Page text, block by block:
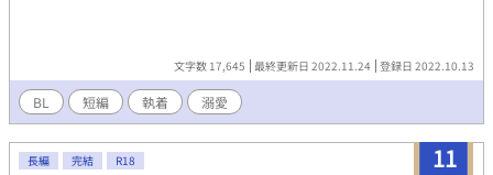
文字数 17,645 最終更新日 2022.11.24 登録日 2022.10.13
BL 短編 執着 溺愛
11
長編 完結 R18